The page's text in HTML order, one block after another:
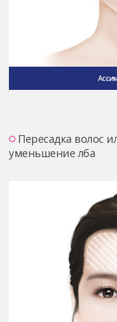
Пересадка волос
уменьшение лба